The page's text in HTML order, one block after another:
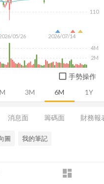
dashboard
3M 6M 1Y
05/26 2026/07/14
110
2M
4M
手勢操作
消息面 籌碼面 財務報
圖 我的筆記